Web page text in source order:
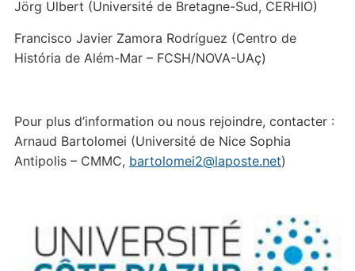
Jörg Ulbert (Université de Bretagne-Sud, CERHIO)
Francisco Javier Zamora Rodríguez (Centro de
História de Além-Mar – FCSH/NOVA-UAç)
Pour plus d’information ou nous rejoindre, contacter :
Arnaud Bartolomei (Université de Nice Sophia
Antipolis – CMMC, bartolomei2@laposte.net)